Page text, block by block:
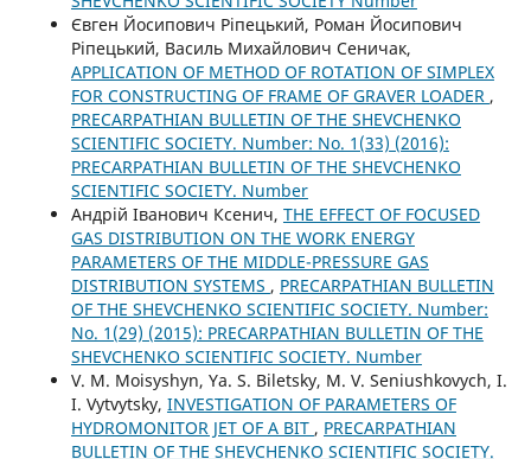
Євген Йосипович Ріпецький, Роман Йосипович
Ріпецький, Василь Михайлович Сеничак,
APPLICATION OF METHOD OF ROTATION OF SIMPLEX
FOR CONSTRUCTING OF FRAME OF GRAVER LOADER ,
PRECARPATHIAN BULLETIN OF THE SHEVCHENKO
SCIENTIFIC SOCIETY. Number: No. 1(33) (2016):
PRECARPATHIAN BULLETIN OF THE SHEVCHENKO
SCIENTIFIC SOCIETY. Number
Андрій Іванович Ксенич, THE EFFECT OF FOCUSED
GAS DISTRIBUTION ON THE WORK ENERGY
PARAMETERS OF THE MIDDLE-PRESSURE GAS
DISTRIBUTION SYSTEMS , PRECARPATHIAN BULLETIN
OF THE SHEVCHENKO SCIENTIFIC SOCIETY. Number:
No. 1(29) (2015): PRECARPATHIAN BULLETIN OF THE
SHEVCHENKO SCIENTIFIC SOCIETY. Number
V. M. Moisyshyn, Ya. S. Biletsky, M. V. Seniushkovych, I.
I. Vytvytsky, INVESTIGATION OF PARAMETERS OF
HYDROMONITOR JET OF A BIT , PRECARPATHIAN
BULLETIN OF THE SHEVCHENKO SCIENTIFIC SOCIETY.